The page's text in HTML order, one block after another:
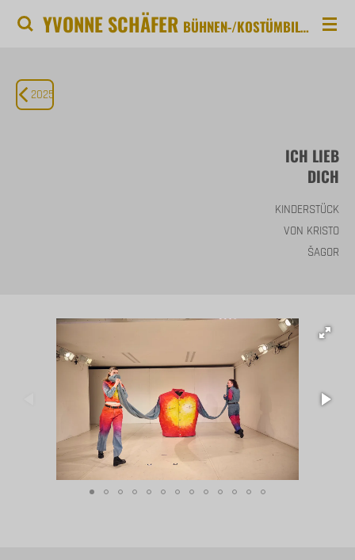
Zum
YVONNE SCHÄFER BÜHNEN-/KOSTÜMBILD INSTALLATION ILLUSTRATION OBJEKTKUNST
2025
ICH LIEB
DICH
KINDERSTÜCK
VON KRISTO
ŠAGOR